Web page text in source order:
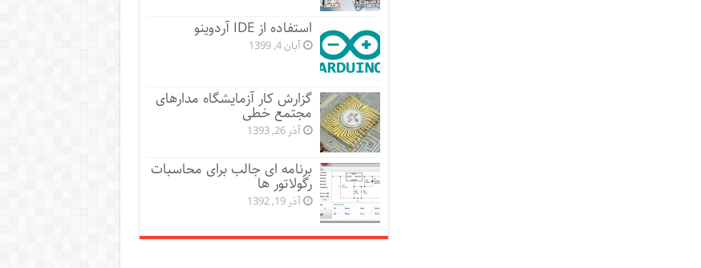
استفاده از IDE آردوینو
آبان 4, 1399
گزارش کار آزمایشگاه مدارهای
مجتمع خطی
آذر 26, 1393
برنامه ای جالب برای محاسبات
رگولاتور ها
آذر 19, 1392